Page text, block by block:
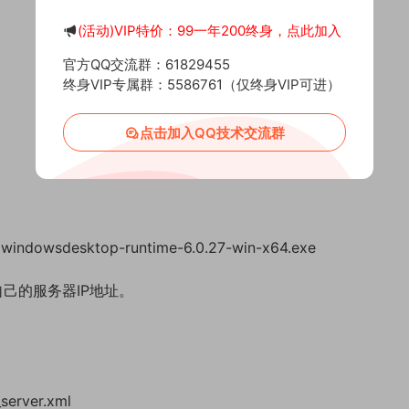
windowsdesktop-runtime-6.0.27-win-x64.exe
的服务器IP地址。
(活动)VIP特价：99一年200终身，点此加入
官方QQ交流群：61829455
终身VIP专属群：5586761（仅终身VIP可进）
点击加入QQ技术交流群